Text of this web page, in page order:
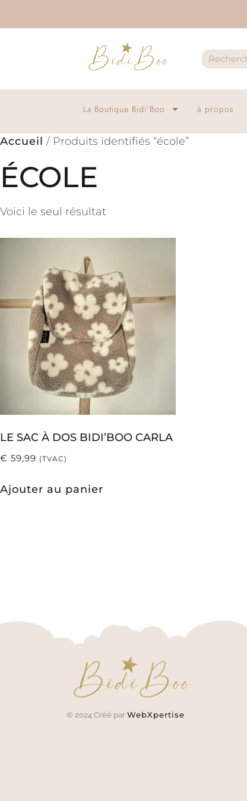
La Boutique Bidi’Boo à propos
Accueil / Produits identifiés “école”
ÉCOLE
Voici le seul résultat
LE SAC À DOS BIDI’BOO CARLA
€ 59,99 (TVAC)
Ajouter au panier
© 2024 Créé par WebXpertise